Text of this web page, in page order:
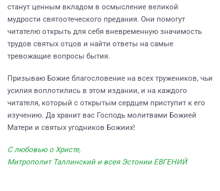
станут ценным вкладом в осмысление великой
мудрости святоотеческого предания. Они помогут
читателю открыть для себя вневременную значимость
трудов святых отцов и найти ответы на самые
тревожащие вопросы бытия.
Призываю Божие благословение на всех тружеников, чьи
усилия воплотились в этом издании, и на каждого
читателя, который с открытым сердцем приступит к его
изучению. Да хранит вас Господь молитвами Божией
Матери и святых угодников Божиих!
С любовью о Христе,
Митрополит Таллинский и всея Эстонии ЕВГЕНИЙ